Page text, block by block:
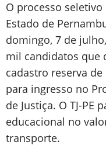
O processo
Estado de
domingo, 7 de
mil candidatos que
cadastro reserva
para ingresso no
de Justiça. O TJ-PE
educacional no
transporte.